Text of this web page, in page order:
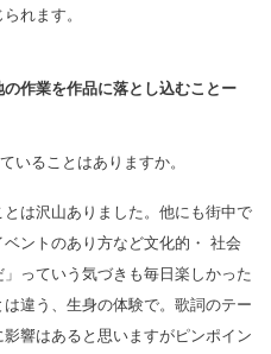
れます。
作業を作品に落とし込むことー
いることはありますか。
は沢山ありました。他にも街中で
ントのあり方など文化的・ 社会
っていう気づきも毎日楽しかった
違う、生身の体験で。歌詞のテー
響はあると思いますがピンポイン